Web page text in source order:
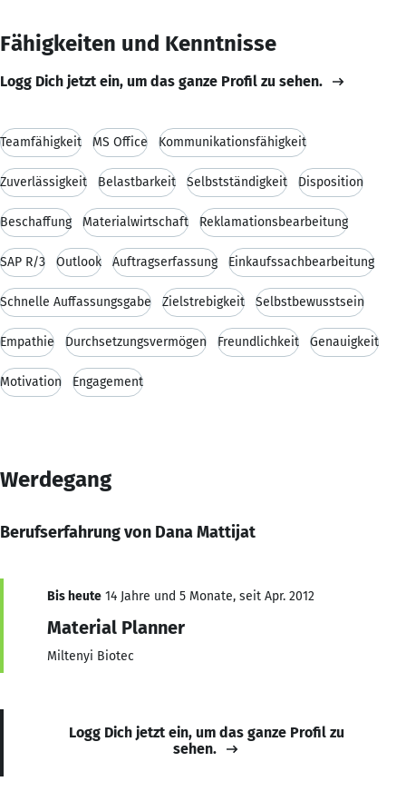
Fähigkeiten und Kenntnisse
Logg Dich jetzt ein, um das ganze Profil zu sehen.
Teamfähigkeit MS Office Kommunikationsfähigkeit
Zuverlässigkeit Belastbarkeit Selbstständigkeit Disposition
Beschaffung Materialwirtschaft Reklamationsbearbeitung
SAP R/3 Outlook Auftragserfassung Einkaufssachbearbeitung
Schnelle Auffassungsgabe Zielstrebigkeit Selbstbewusstsein
Empathie Durchsetzungsvermögen Freundlichkeit Genauigkeit
Motivation Engagement
Werdegang
Berufserfahrung von Dana Mattijat
Bis heute 14 Jahre und 5 Monate, seit Apr. 2012
Material Planner
Miltenyi Biotec
Logg Dich jetzt ein, um das ganze Profil zu
sehen.